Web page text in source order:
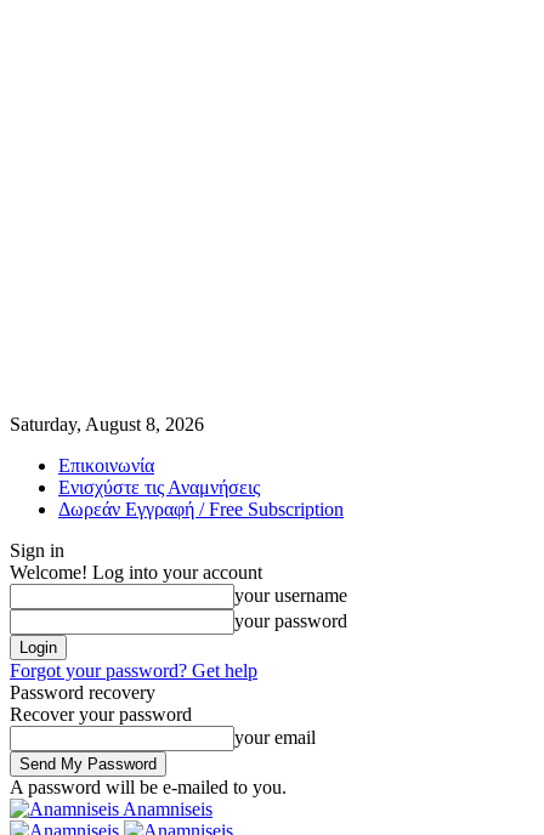
Saturday, August 8, 2026
Επικοινωνία
Ενισχύστε τις Αναμνήσεις
Δωρεάν Εγγραφή / Free Subscription
Sign in
Welcome! Log into your account
your username
your password
Forgot your password? Get help
Password recovery
Recover your password
your email
A password will be e-mailed to you.
Anamniseis